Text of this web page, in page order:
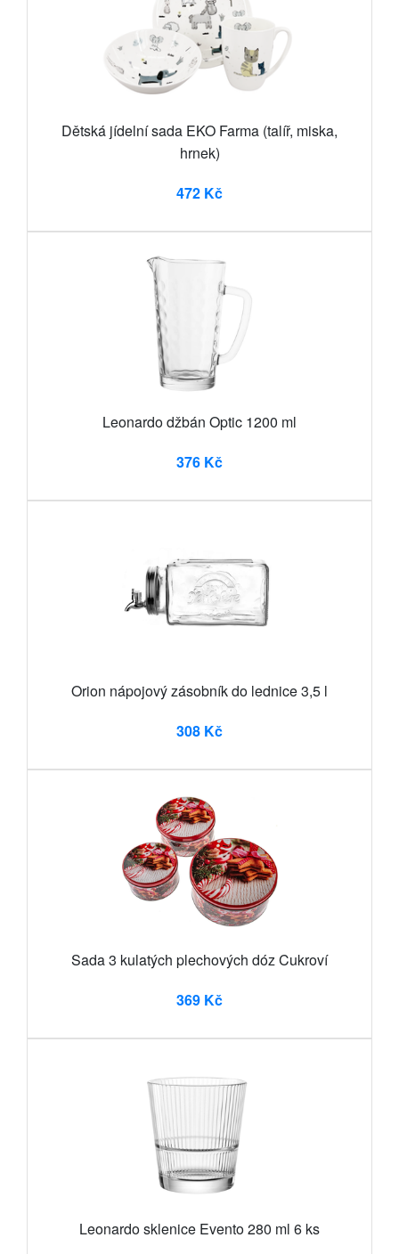
Dětská jídelní sada EKO Farma (talíř, miska,
hrnek)
472 Kč
Leonardo džbán Optic 1200 ml
376 Kč
Orion nápojový zásobník do lednice 3,5 l
308 Kč
Sada 3 kulatých plechových dóz Cukroví
369 Kč
Leonardo sklenice Evento 280 ml 6 ks